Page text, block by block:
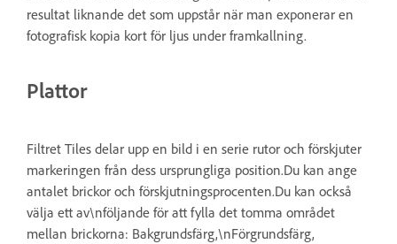
resultat liknande det som uppstår när man exponerar en
fotografisk kopia kort för ljus under framkallning.
Plattor
Filtret Tiles delar upp en bild i en serie rutor och förskjuter
markeringen från dess ursprungliga position.Du kan ange
antalet brickor och förskjutningsprocenten.Du kan också
välja ett av\nföljande för att fylla det tomma området
mellan brickorna: Bakgrundsfärg,\nFörgrundsfärg,